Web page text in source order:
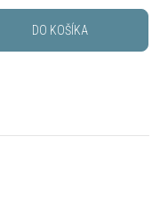
DO KOŠÍKA